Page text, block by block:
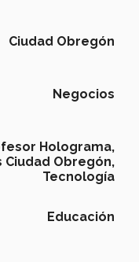
Ciudad Obregón
Negocios
Holograma,
Ciudad Obregón,
Tecnología
Educación